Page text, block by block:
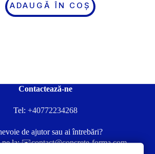
ADAUGĂ ÎN COȘ
Contactează-ne
Tel: +40772234268
de ajutor sau ai întrebări?
ne la:✉️contact@concrete-forma.com